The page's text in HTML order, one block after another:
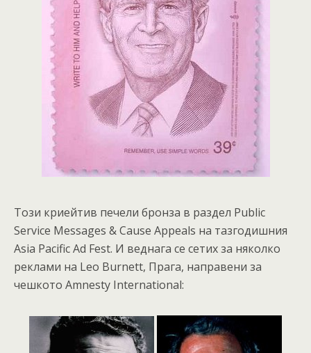
Този криейтив печели бронза в раздел Public
Service Messages & Cause Appeals на тазгодишния
Asia Pacific Ad Fest. И веднага се сетих за няколко
реклами на Leo Burnett, Прага, направени за
чешкото Amnesty International: